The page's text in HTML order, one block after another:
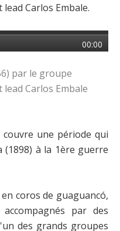
Carlos Embale.
00:00
par le groupe
Carlos Embale
une période qui
(1898) à la 1ère guerre
coros de guaguancó,
par des
des grands groupes